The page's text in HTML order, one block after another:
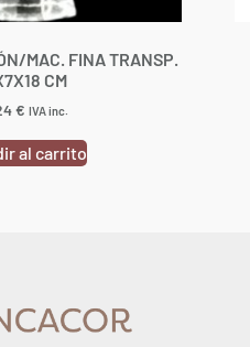
MAC. FINA TRANSP.
CM
€ IVA inc.
al carrito